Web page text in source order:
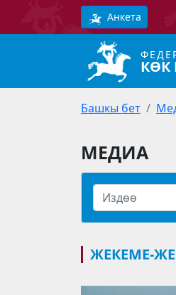
Анкета
КӨК
Башкы бет
МЕДИА
ЖЕКЕМЕ-